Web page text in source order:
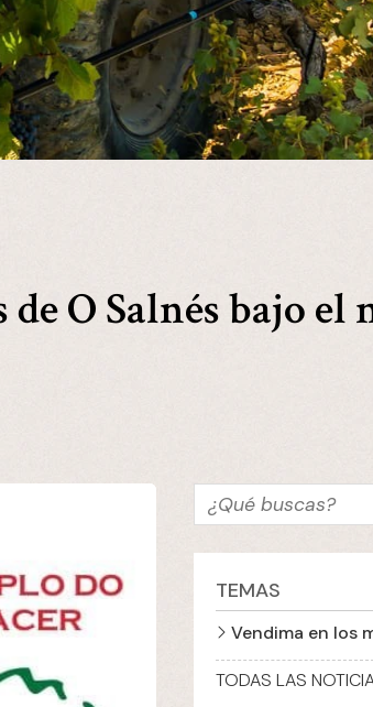
O Salnés bajo el
TEMAS
TODAS LAS
Vendima en los